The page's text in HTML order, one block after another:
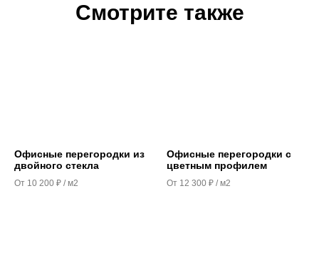
Смотрите также
Офисные перегородки из
двойного стекла
От 10 200 ₽ / м2
Офисные перегородки с
цветным профилем
От 12 300 ₽ / м2